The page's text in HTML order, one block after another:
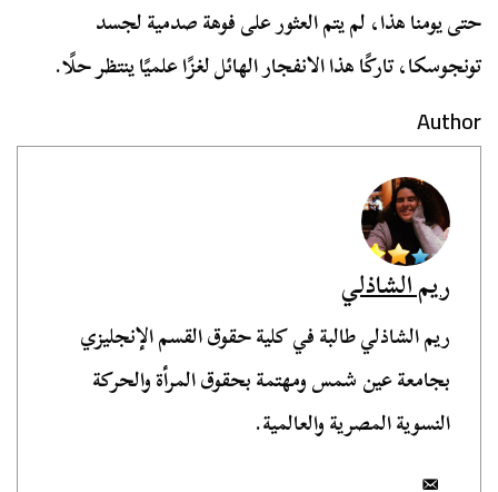
حتى يومنا هذا، لم يتم العثور على فوهة صدمية لجسد
تونجوسكا، تاركًا هذا الانفجار الهائل لغزًا علميًا ينتظر حلًا.
Author
ريم الشاذلي
ريم الشاذلي طالبة في كلية حقوق القسم الإنجليزي
بجامعة عين شمس ومهتمة بحقوق المرأة والحركة
النسوية المصرية والعالمية.